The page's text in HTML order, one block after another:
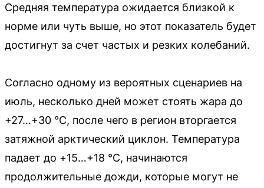
Средняя температура ожидается близкой к
норме или чуть выше, но этот показатель будет
достигнут за счет частых и резких колебаний.
Согласно одному из вероятных сценариев на
июль, несколько дней может стоять жара до
+27…+30 °C, после чего в регион вторгается
затяжной арктический циклон. Температура
падает до +15…+18 °C, начинаются
продолжительные дожди, которые могут не